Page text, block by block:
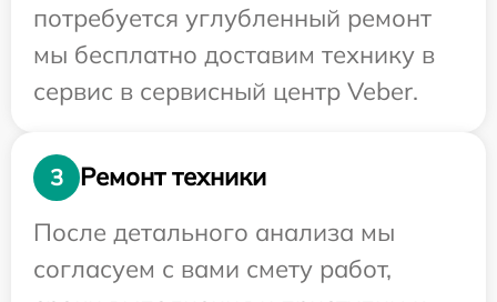
потребуется углубленный ремонт
мы бесплатно доставим технику в
сервис в сервисный центр Veber.
3
Ремонт техники
После детального анализа мы
согласуем с вами смету работ,